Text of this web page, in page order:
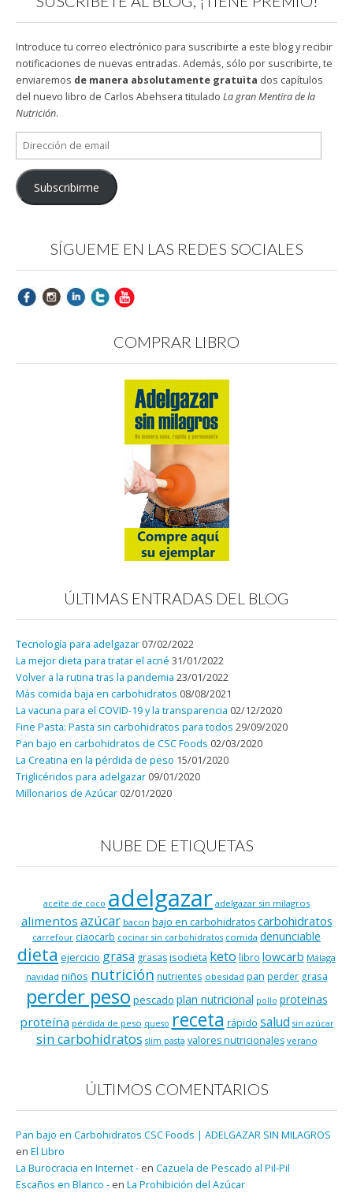
Introduce tu correo electrónico para suscribirte a este blog y recibir
notificaciones de nuevas entradas. Además, sólo por suscribirte, te
enviaremos de manera absolutamente gratuita dos capítulos
del nuevo libro de Carlos Abehsera titulado La gran Mentira de la
Nutrición.
Dirección
de
email
Subscribirme
SÍGUEME EN LAS REDES SOCIALES
COMPRAR LIBRO
ÚLTIMAS ENTRADAS DEL BLOG
Tecnología para adelgazar 07/02/2022
La mejor dieta para tratar el acné 31/01/2022
Volver a la rutina tras la pandemia 23/01/2022
Más comida baja en carbohidratos 08/08/2021
La vacuna para el COVID-19 y la transparencia 02/12/2020
Fine Pasta: Pasta sin carbohidratos para todos 29/09/2020
Pan bajo en carbohidratos de CSC Foods 02/03/2020
La Creatina en la pérdida de peso 15/01/2020
Triglicéridos para adelgazar 09/01/2020
Millonarios de Azúcar 02/01/2020
NUBE DE ETIQUETAS
aceite de coco adelgazar adelgazar sin milagros
alimentos azúcar bacon bajo en carbohidratos carbohidratos
carrefour ciaocarb cocinar sin carbohidratos comida denunciable
dieta ejercicio grasa grasasisodieta keto libro lowcarb Málaga
navidad niños nutrición nutrientes obesidad pan perder grasa
perder peso pescado plan nutricional pollo proteinas
proteína pérdida de peso queso receta rápido salud sin azúcar
sin carbohidratos slim pasta valores nutricionales verano
ÚLTIMOS COMENTARIOS
Pan bajo en Carbohidratos CSC Foods | ADELGAZAR SIN MILAGROS
en El Libro
La Burocracia en Internet - en Cazuela de Pescado al Pil-Pil
Escaños en Blanco - en La Prohibición del Azúcar